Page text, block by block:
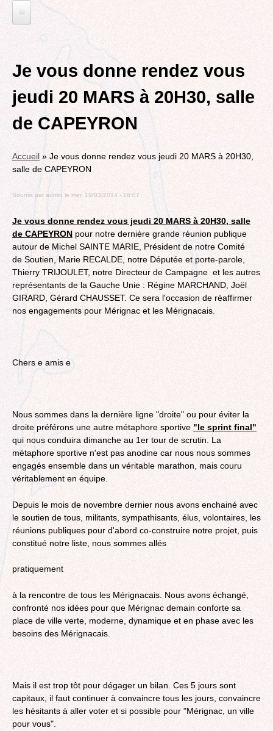
L'EAU ET LES DECHETS
ECONOMIE D’EAU, SAGE, SÉCHERESSE
LA GESTION DES DECHETS
CONTRAT DE L'EAU, POLLUTIONS DIVERSES
ELECTIONS
MUNICIPALES 2014
DÉPARTEMENTALES 2015
MUNICIPALES 2020
RUBRIQUE EN CHANTIER ET A COMPLETER
TRANSITION ECOLOGIQUE
RUBRIQUE EN CHANTIER
LA LUTTE CONTRE L’AFFICHAGE
PUBLICITAIRE
AGENDA 21
BIODIVERSITE, ENVIRONNEMENT, URBANISME
VOIRIE DOMAINE PUBLIC À MÉRIGNAC
LE TRAMWAY REJOINT L'AÉROPORT DE
BORDEAUX MÉRIGNAC : INAUGURATION,
REVUE DE PRESSE
POLITIQUE CYCLABLE, MARCHE
GRAND CONTOURNEMENT DE BORDEAUX
TRAMWAY, RER METROPOLITAIN, TRANSPORT
COLLECTIF
ROCADE VDO
MÉRIGNAC
POINT DE VUE
VIE POLITIQUE
L’ACTION POLITIQUE À MÉRIGNAC
BORDEAUX METROPOLE
EMPLOI, SOLIDARITES
ELECTIONS, RUBRIQUES DIVERSES, PETITES
PHRASES..
to
top
Je vous donne rendez vous
jeudi 20 MARS à 20H30, salle
de CAPEYRON
Accueil » Je vous donne rendez vous jeudi 20 MARS à 20H30,
salle de CAPEYRON
Soumis par admin le mer, 19/03/2014 - 16:07
Je vous donne rendez vous jeudi 20 MARS à 20H30, salle
de CAPEYRON pour notre dernière grande réunion publique
autour de Michel SAINTE MARIE, Président de notre Comité
de Soutien, Marie RECALDE, notre Députée et porte-parole,
Thierry TRIJOULET, notre Directeur de Campagne et les autres
représentants de la Gauche Unie : Régine MARCHAND, Joël
GIRARD, Gérard CHAUSSET. Ce sera l'occasion de réaffirmer
nos engagements pour Mérignac et les Mérignacais.
Chers e amis e
Nous sommes dans la dernière ligne "droite" ou pour éviter la
droite préférons une autre métaphore sportive "le sprint final"
qui nous conduira dimanche au 1er tour de scrutin. La
métaphore sportive n'est pas anodine car nous nous sommes
engagés ensemble dans un véritable marathon, mais couru
véritablement en équipe.
Depuis le mois de novembre dernier nous avons enchainé avec
le soutien de tous, militants, sympathisants, élus, volontaires, les
réunions publiques pour d'abord co-construire notre projet, puis
constitué notre liste, nous sommes allés
pratiquement
à la rencontre de tous les Mérignacais. Nous avons échangé,
confronté nos idées pour que Mérignac demain conforte sa
place de ville verte, moderne, dynamique et en phase avec les
besoins des Mérignacais.
Mais il est trop tôt pour dégager un bilan. Ces 5 jours sont
capitaux, il faut continuer à convaincre tous les jours, convaincre
les hésitants à aller voter et si possible pour "Mérignac, un ville
pour vous".